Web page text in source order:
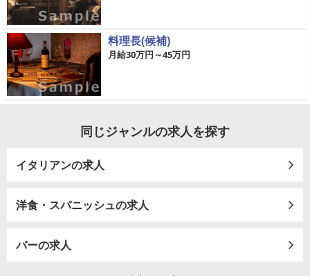
料理長(候補)
月給30万円～45万円
同じジャンルの求人を探す
イタリアンの求人
洋食・スパニッシュの求人
バーの求人